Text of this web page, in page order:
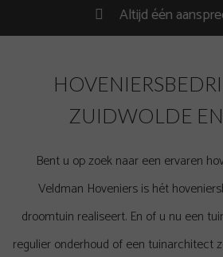
Altijd één
ZUIDWOLDE
Bent u op zoek naar een ervaren
Veldman Hoveniers is hét
droomtuin realiseert. En of u nu een
regulier onderhoud of een tuinarchitect